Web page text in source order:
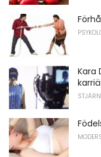
Kara